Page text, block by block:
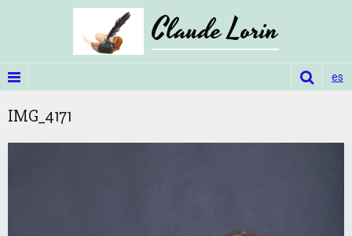
Claude Lorin
es
IMG_4171